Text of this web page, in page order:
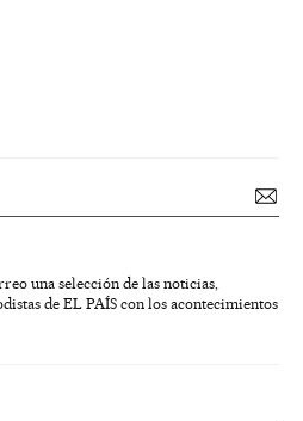
una selección de las noticias,
de EL PAÍS con los acontecimientos